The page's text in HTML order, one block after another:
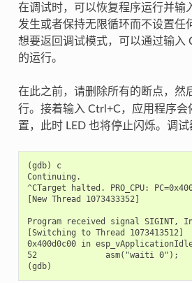
在调试时，可以恢复程序运行并输
发生或者保持无限循环而不设置任
想要返回调试模式，可以通过输入
的运行。
在此之前，请删除所有的断点，然
行。接着输入 Ctrl+C，应用程序会
置，此时 LED 也将停止闪烁。调
(gdb) c
Continuing.
^CTarget halted. PRO_CPU:
[New Thread 1073433352]
Program received signal SIGINT,
[Switching to Thread 1073413512]
0x400d0c00 in
52              asm("waiti 0");